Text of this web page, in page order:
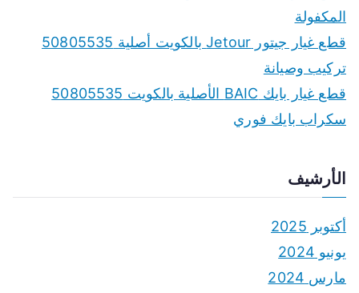
المكفولة
قطع غيار جيتور Jetour بالكويت أصلية 50805535
تركيب وصيانة
قطع غيار بايك BAIC الأصلية بالكويت 50805535
سكراب بايك فوري
الأرشيف
أكتوبر 2025
يونيو 2024
مارس 2024